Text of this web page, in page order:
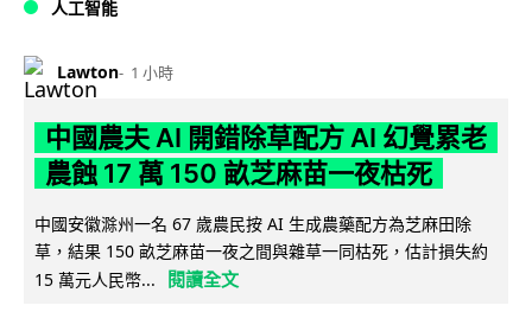
人工智能
Lawton 1 小時
中國農夫 AI 開錯除草配方 AI 幻覺累老
農蝕 17 萬 150 畝芝麻苗一夜枯死
中國安徽滁州一名 67 歲農民按 AI 生成農藥配方為芝麻田除
草，結果 150 畝芝麻苗一夜之間與雜草一同枯死，估計損失約
15 萬元人民幣...
閱讀全文